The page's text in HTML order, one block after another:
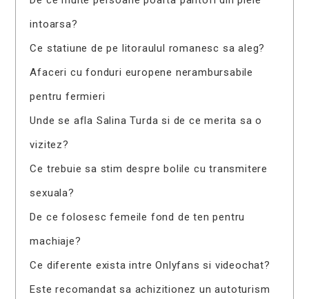
intoarsa?
Ce statiune de pe litoraulul romanesc sa aleg?
Afaceri cu fonduri europene nerambursabile
pentru fermieri
Unde se afla Salina Turda si de ce merita sa o
vizitez?
Ce trebuie sa stim despre bolile cu transmitere
sexuala?
De ce folosesc femeile fond de ten pentru
machiaje?
Ce diferente exista intre Onlyfans si videochat?
Este recomandat sa achizitionez un autoturism